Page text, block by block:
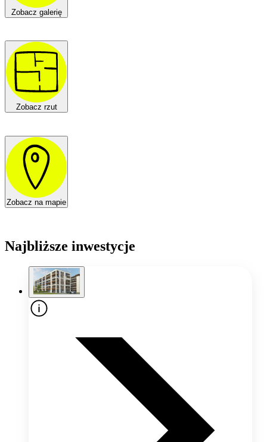
Zobacz galerię
Zobacz rzut
Zobacz na mapie
Najbliższe inwestycje